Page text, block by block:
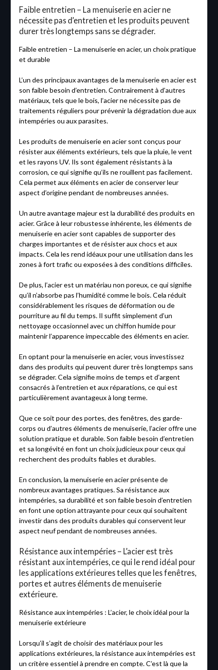
Faible entretien – La menuiserie en acier ne
nécessite pas d’entretien et les produits peuvent
durer très longtemps sans se dégrader.
Faible entretien – La menuiserie en acier, un choix pratique
et durable
L’un des principaux avantages de la menuiserie en acier est
son faible besoin d’entretien. Contrairement à d’autres
matériaux, tels que le bois, l’acier ne nécessite pas de
traitements réguliers pour prévenir la dégradation due aux
intempéries ou aux parasites.
Les produits de menuiserie en acier sont conçus pour
résister aux éléments extérieurs, tels que la pluie, le vent
et les rayons UV. Ils sont également résistants à la
corrosion, ce qui signifie qu’ils ne rouillent pas facilement.
Cela permet aux éléments en acier de conserver leur
aspect d’origine pendant de nombreuses années.
Un autre avantage majeur est la durabilité des produits en
acier. Grâce à leur robustesse inhérente, les éléments de
menuiserie en acier sont capables de supporter des
charges importantes et de résister aux chocs et aux
impacts. Cela les rend idéaux pour une utilisation dans les
zones à fort trafic ou exposées à des conditions difficiles.
De plus, l’acier est un matériau non poreux, ce qui signifie
qu’il n’absorbe pas l’humidité comme le bois. Cela réduit
considérablement les risques de déformation ou de
pourriture au fil du temps. Il suffit simplement d’un
nettoyage occasionnel avec un chiffon humide pour
maintenir l’apparence impeccable des éléments en acier.
En optant pour la menuiserie en acier, vous investissez
dans des produits qui peuvent durer très longtemps sans
se dégrader. Cela signifie moins de temps et d’argent
consacrés à l’entretien et aux réparations, ce qui est
particulièrement avantageux à long terme.
Que ce soit pour des portes, des fenêtres, des garde-
corps ou d’autres éléments de menuiserie, l’acier offre une
solution pratique et durable. Son faible besoin d’entretien
et sa longévité en font un choix judicieux pour ceux qui
recherchent des produits fiables et durables.
En conclusion, la menuiserie en acier présente de
nombreux avantages pratiques. Sa résistance aux
intempéries, sa durabilité et son faible besoin d’entretien
en font une option attrayante pour ceux qui souhaitent
investir dans des produits durables qui conservent leur
aspect neuf pendant de nombreuses années.
Résistance aux intempéries – L’acier est très
résistant aux intempéries, ce qui le rend idéal pour
les applications extérieures telles que les fenêtres,
portes et autres éléments de menuiserie
extérieure.
Résistance aux intempéries : L’acier, le choix idéal pour la
menuiserie extérieure
Lorsqu’il s’agit de choisir des matériaux pour les
applications extérieures, la résistance aux intempéries est
un critère essentiel à prendre en compte. C’est là que la